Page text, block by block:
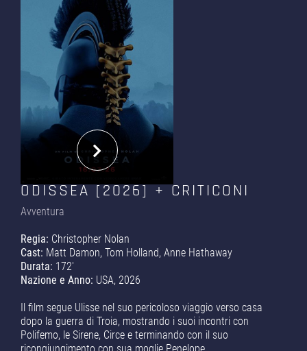
ODISSEA [2026] + CRITICONI
Avventura
Regia: Christopher Nolan
Cast: Matt Damon, Tom Holland, Anne Hathaway
Durata: 172'
Nazione e Anno: USA, 2026
Il film segue Ulisse nel suo pericoloso viaggio verso casa
dopo la guerra di Troia, mostrando i suoi incontri con
Polifemo, le Sirene, Circe e terminando con il suo